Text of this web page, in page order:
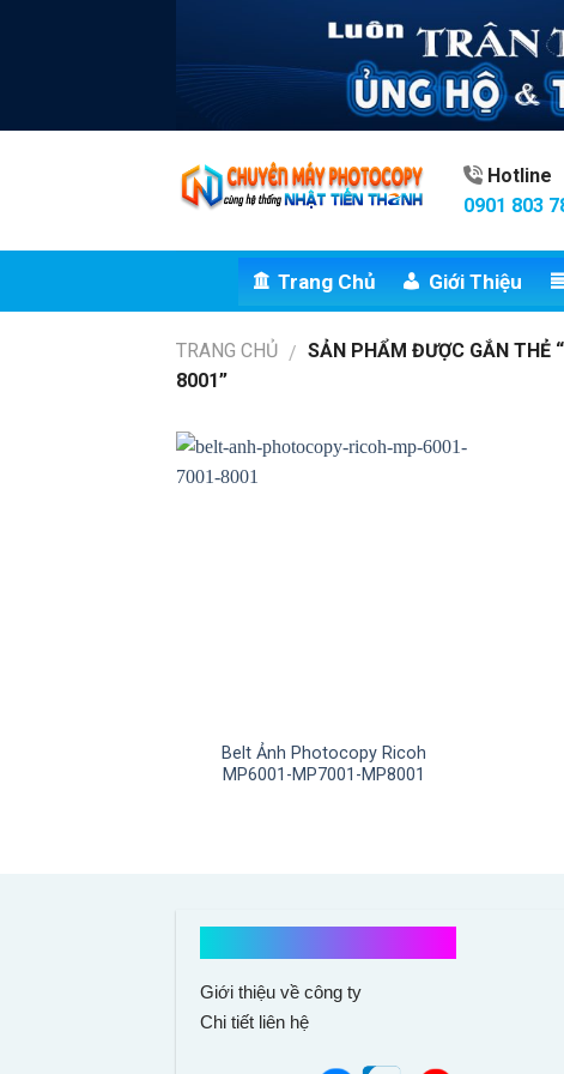
Hotline
0901 803
Trang Chủ Giới Thiệu
TRANG CHỦ / SẢN PHẨM ĐƯỢC GẮN THẺ
8001”
Belt Ảnh Photocopy Ricoh
MP6001-MP7001-MP8001
Giới thiệu về công ty
Chi tiết liên hệ